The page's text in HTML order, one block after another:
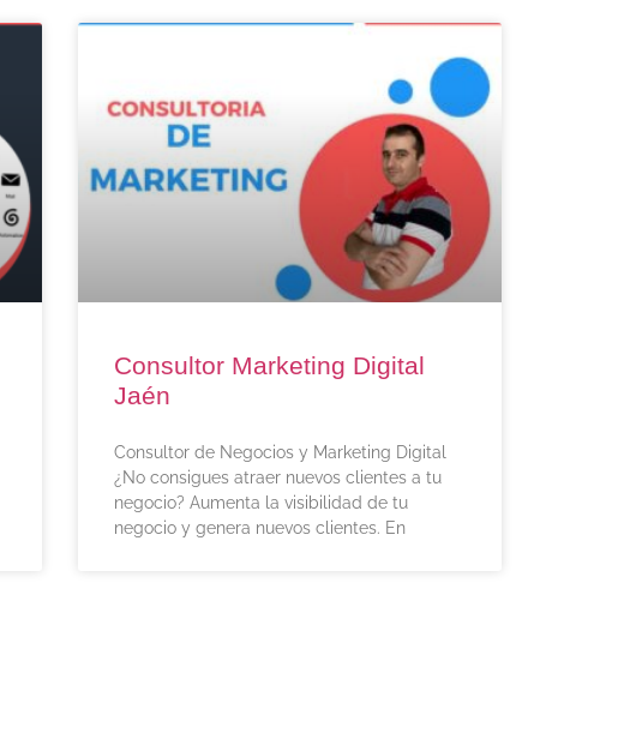
Consultor Marketing Digital
Jaén
Consultor de Negocios y Marketing Digital
¿No consigues atraer nuevos clientes a tu
negocio? Aumenta la visibilidad de tu
negocio y genera nuevos clientes. En